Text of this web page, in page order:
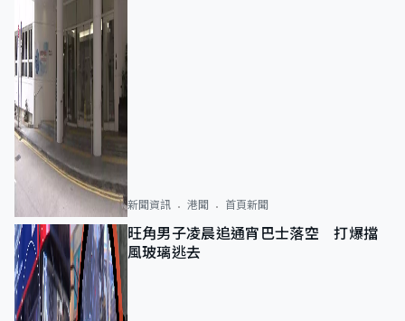
新聞資訊 港聞 首頁新聞
旺角男子凌晨追通宵巴士落空 打爆擋
風玻璃逃去